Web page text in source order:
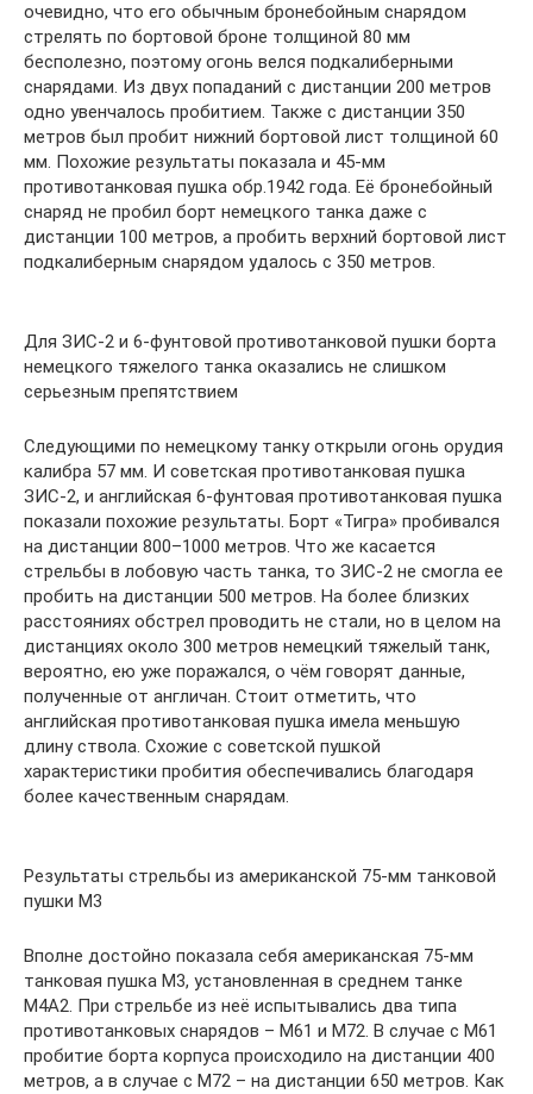
очевидно, что его обычным бронебойным снарядом
стрелять по бортовой броне толщиной 80 мм
бесполезно, поэтому огонь велся подкалиберными
снарядами. Из двух попаданий с дистанции 200 метров
одно увенчалось пробитием. Также с дистанции 350
метров был пробит нижний бортовой лист толщиной 60
мм. Похожие результаты показала и 45-мм
противотанковая пушка обр.1942 года. Её бронебойный
снаряд не пробил борт немецкого танка даже с
дистанции 100 метров, а пробить верхний бортовой лист
подкалиберным снарядом удалось с 350 метров.
Для ЗИС-2 и 6-фунтовой противотанковой пушки борта
немецкого тяжелого танка оказались не слишком
серьезным препятствием
Следующими по немецкому танку открыли огонь орудия
калибра 57 мм. И советская противотанковая пушка
ЗИС-2, и английская 6-фунтовая противотанковая пушка
показали похожие результаты. Борт «Тигра» пробивался
на дистанции 800–1000 метров. Что же касается
стрельбы в лобовую часть танка, то ЗИС-2 не смогла ее
пробить на дистанции 500 метров. На более близких
расстояниях обстрел проводить не стали, но в целом на
дистанциях около 300 метров немецкий тяжелый танк,
вероятно, ею уже поражался, о чём говорят данные,
полученные от англичан. Стоит отметить, что
английская противотанковая пушка имела меньшую
длину ствола. Схожие с советской пушкой
характеристики пробития обеспечивались благодаря
более качественным снарядам.
Результаты стрельбы из американской 75-мм танковой
пушки М3
Вполне достойно показала себя американская 75-мм
танковая пушка M3, установленная в среднем танке
M4A2. При стрельбе из неё испытывались два типа
противотанковых снарядов – M61 и M72. В случае с M61
пробитие борта корпуса происходило на дистанции 400
метров, а в случае с M72 – на дистанции 650 метров. Как